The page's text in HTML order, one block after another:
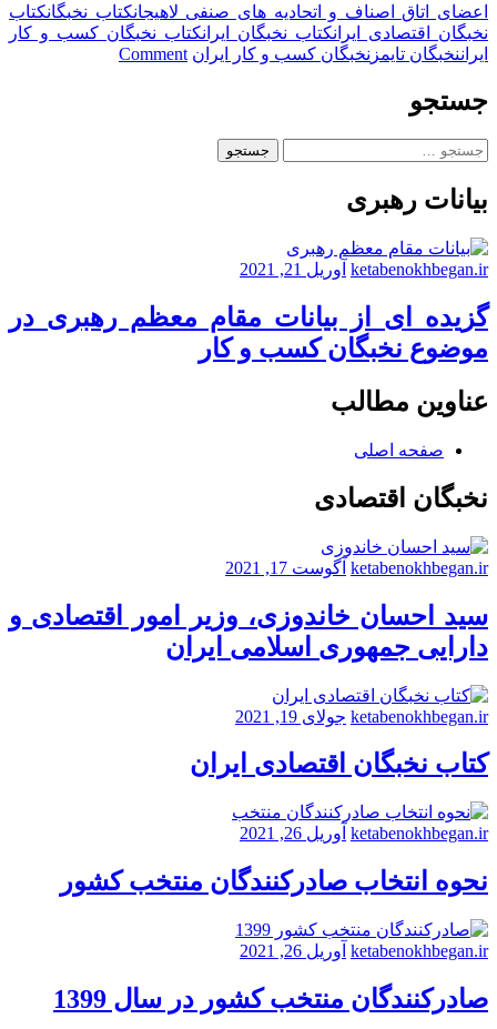
اعضای اتاق اصناف و اتحادیه های صنفی لاهیجانکتاب نخبگانکتاب
نخبگان اقتصادی ایرانکتاب نخبگان ایرانکتاب نخبگان کسب و کار
ایراننخبگان تایمز نخبگان کسب و کار ایران Comment
on
شهری
جستجو
جستجو
بیانات رهبری
ketabenokhbegan.ir آوریل 21, 2021
گزیده ای از بیانات مقام معظم رهبری در
موضوع نخبگان کسب و کار
عناوین مطالب
صفحه اصلی
نخبگان اقتصادی
ketabenokhbegan.ir آگوست 17, 2021
سید احسان خاندوزی، وزیر امور اقتصادی و
دارایی جمهوری اسلامی ایران
ketabenokhbegan.ir جولای 19, 2021
کتاب نخبگان اقتصادی ایران
ketabenokhbegan.ir آوریل 26, 2021
نحوه انتخاب صادرکنندگان منتخب کشور
ketabenokhbegan.ir آوریل 26, 2021
صادرکنندگان منتخب کشور در سال 1399